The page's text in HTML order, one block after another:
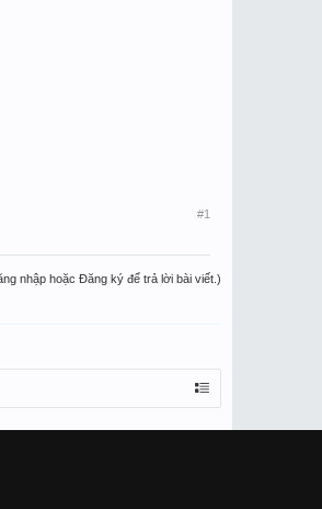
#1
nhập hoặc Đăng ký để trả lời bài viết.)